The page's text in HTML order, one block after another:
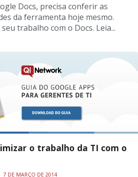
Docs, precisa conferir as
da ferramenta hoje mesmo.
trabalho com o Docs. Leia...
o trabalho da TI com o
7 DE MARÇO DE 2014